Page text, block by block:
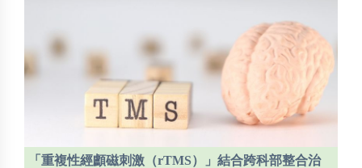
「重複性經顱磁刺激（rTMS）」結合跨科部整合治